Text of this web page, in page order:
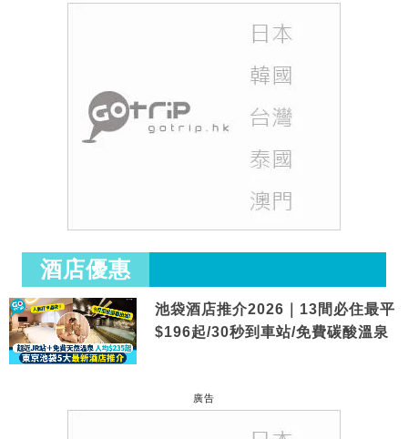
酒店優惠
池袋酒店推介2026｜13間必住最平
$196起/30秒到車站/免費碳酸溫泉
廣告